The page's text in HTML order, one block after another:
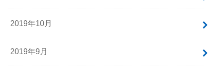
2019年10月
2019年9月